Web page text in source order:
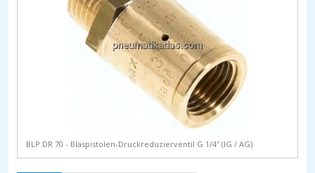
BLP DR 70 - Blaspistolen-Druckreduzierventil G 1/4″ (IG / AG)